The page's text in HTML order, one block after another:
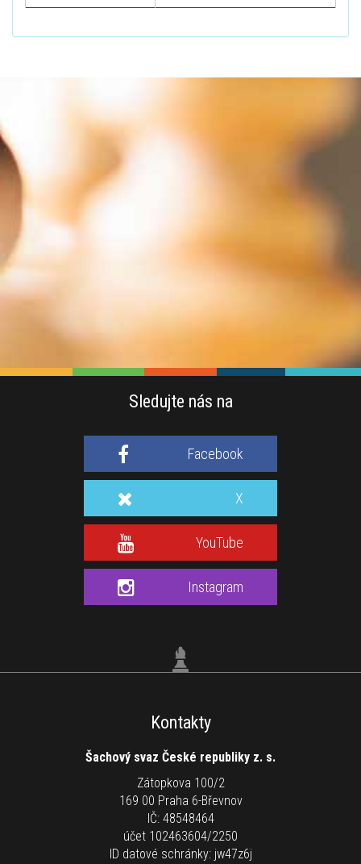
Sledujte nás na
Facebook
X
YouTube
Instagram
Kontakty
Šachový svaz České republiky z. s.
Zátopkova 100/2
169 00 Praha 6-Břevnov
IČ: 48548464
účet 102463604/2250
ID datové schránky: jw47z6j